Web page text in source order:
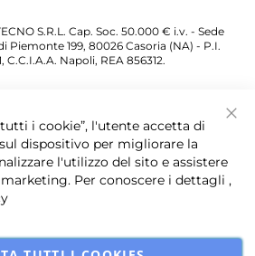
S.R.L. Cap. Soc. 50.000 € i.v. - Sede
Piemonte 199, 80026 Casoria (NA) - P.I.
C.C.I.A.A. Napoli, REA 856312.
i cookie”, l'utente accetta di
dispositivo per migliorare la
l'utilizzo del sito e assistere
Per conoscere i dettagli ,